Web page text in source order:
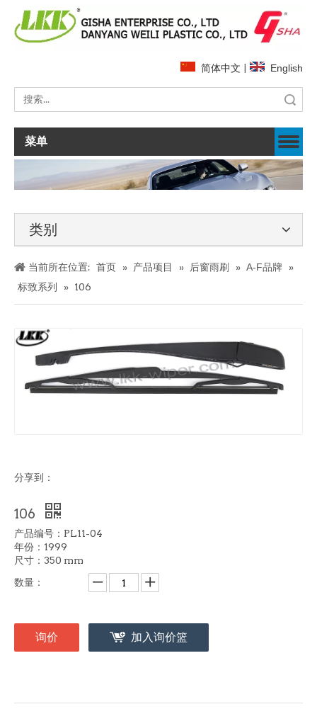
简体中文 | English
菜单
类别
当前所在位置: 首页 » 产品项目 » 后窗雨刷 » A-F品牌
»
标致系列
» 106
分享到：
106
产品编号：PL11-04
年份：1999
尺寸：350 mm
数量：
询价 加入询价篮